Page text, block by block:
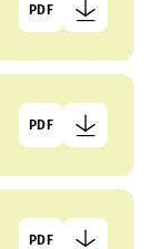
PDF
PDF
PDF